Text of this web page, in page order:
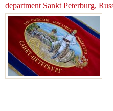
department Sankt Peterburg,